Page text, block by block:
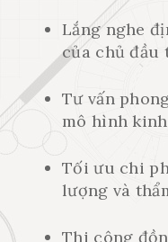
Lắng nghe
của chủ đầu
Tư vấn
mô hình
Tối ưu chi
lượng và
Thi công